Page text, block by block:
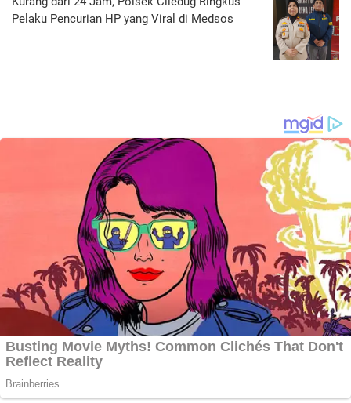
Pelaku Pencurian HP yang Viral di Medsos